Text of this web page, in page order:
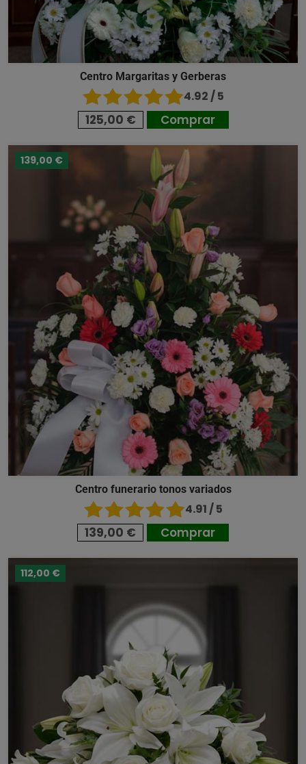
Centro Margaritas y Gerberas
4.92 / 5
125,00 € Comprar
139,00 €
Centro funerario tonos variados
4.91 / 5
139,00 € Comprar
112,00 €